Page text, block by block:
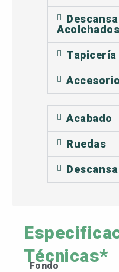
Acolchados
Tapicería
Acabado
Ruedas
Técnicas*
Fondo